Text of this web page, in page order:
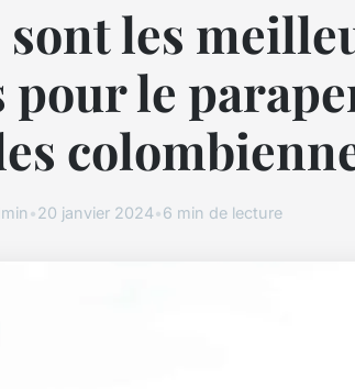
les
le
•20 janvier 2024•6 min de lecture